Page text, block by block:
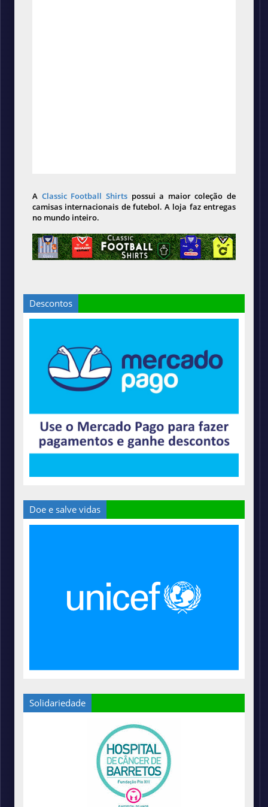
A Classic Football Shirts possui a maior coleção de
camisas internacionais de futebol. A loja faz entregas
no mundo inteiro.
Descontos
Doe e salve vidas
Solidariedade